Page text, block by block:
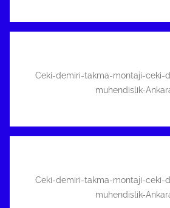
Ceki-demiri-takma-montaji-ceki-
muhendislik-
Ceki-demiri-takma-montaji-ceki-
muhendislik-